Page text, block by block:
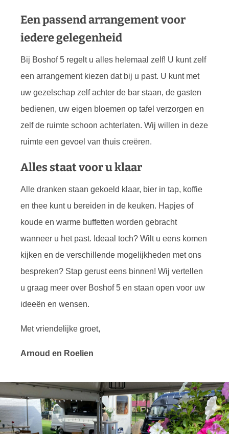
Een passend arrangement voor
iedere gelegenheid
Bij Boshof 5 regelt u alles helemaal zelf! U kunt zelf
een arrangement kiezen dat bij u past. U kunt met
uw gezelschap zelf achter de bar staan, de gasten
bedienen, uw eigen bloemen op tafel verzorgen en
zelf de ruimte schoon achterlaten. Wij willen in deze
ruimte een gevoel van thuis creëren.
Alles staat voor u klaar
Alle dranken staan gekoeld klaar, bier in tap, koffie
en thee kunt u bereiden in de keuken. Hapjes of
koude en warme buffetten worden gebracht
wanneer u het past. Ideaal toch? Wilt u eens komen
kijken en de verschillende mogelijkheden met ons
bespreken? Stap gerust eens binnen! Wij vertellen
u graag meer over Boshof 5 en staan open voor uw
ideeën en wensen.
Met vriendelijke groet,
Arnoud en Roelien